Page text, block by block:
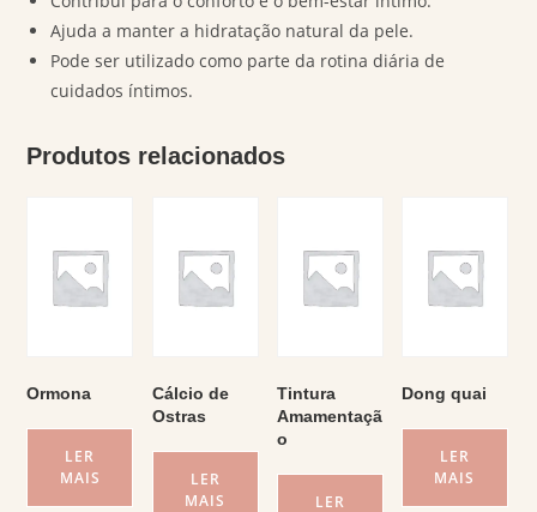
Ajuda a manter a hidratação natural da pele.
Pode ser utilizado como parte da rotina diária de
cuidados íntimos.
Produtos relacionados
Ormona
LER
MAIS
Cálcio de
Ostras
LER
MAIS
Tintura
Amamentaçã
o
LER
Dong quai
LER
MAIS